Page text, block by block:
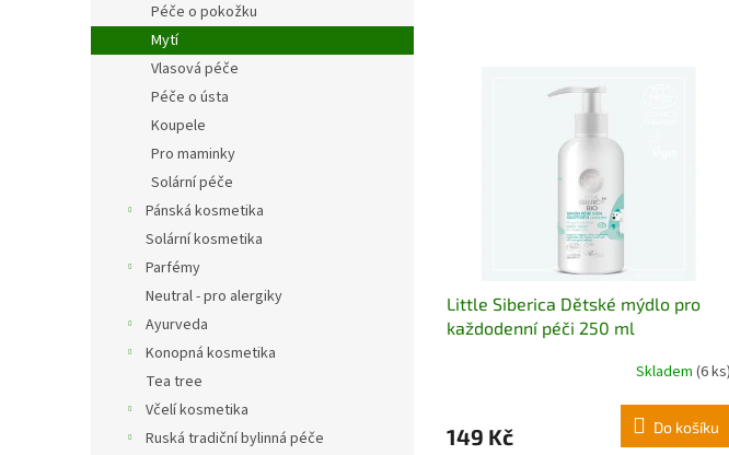
Péče o pokožku
Mytí
Vlasová péče
Péče o ústa
Koupele
Pro maminky
Solární péče
Pánská kosmetika
Solární kosmetika
Parfémy
Neutral - pro alergiky
Ayurveda
Konopná kosmetika
Tea tree
Včelí kosmetika
Ruská tradiční bylinná péče
Little Siberica Dětské mýdlo pro
každodenní péči 250 ml
Skladem (6 ks)
149 Kč Do košíku